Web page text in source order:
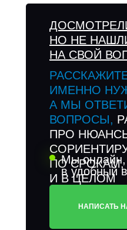
ИМЕННО
А МЫ
ВОПРОСЫ,
ПРО
ПО СРОКАМ,
И В ЦЕЛОМ
НО НЕ
НА СВОЙ
Мы
в удобный
НАПИСАТЬ